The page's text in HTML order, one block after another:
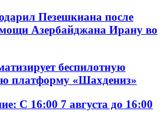
Пезешкиана после
Азербайджана Ирану во
беспилотную
платформу «Шахдениз»
С 16:00 7 августа до 16:00